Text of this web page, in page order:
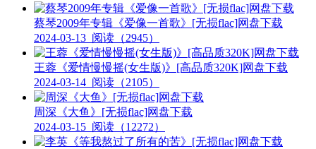
蔡琴2009年专辑《爱像一首歌》[无损flac]网盘下载
2024-03-13 阅读（2945）
王蓉《爱情慢慢摇(女生版)》[高品质320K]网盘下载
2024-03-14 阅读（2105）
周深《大鱼》[无损flac]网盘下载
2024-03-15 阅读（12272）